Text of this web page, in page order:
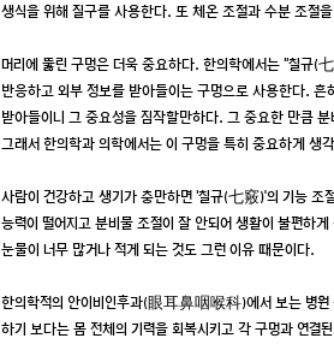
생식을 위해 질구를 사용한다. 또 체온 조절과 수분 조절
머리에 뚫린 구멍은 더욱 중요하다. 한의학에서는 “칠규(
반응하고 외부 정보를 받아들이는 구멍으로 사용한다. 흔
받아들이니 그 중요성을 짐작할만하다. 그 중요한 만큼
그래서 한의학과 의학에서는 이 구멍을 특히 중요하게 생
사람이 건강하고 생기가 충만하면 ‘칠규(七竅)’의 기능 조
능력이 떨어지고 분비물 조절이 잘 안되어 생활이 불편하
눈물이 너무 많거나 적게 되는 것도 그런 이유 때문이다.
한의학적의 안이비인후과(眼耳鼻咽喉科)에서 보는 병원
하기 보다는 몸 전체의 기력을 회복시키고 각 구멍과 연결